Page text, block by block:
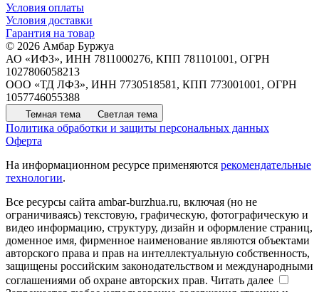
Условия оплаты
Условия доставки
Гарантия на товар
© 2026 Амбар Буржуа
АО «ИФЗ», ИНН 7811000276, КПП 781101001, ОГРН
1027806058213
ООО «ТД ЛФЗ», ИНН 7730518581, КПП 773001001, ОГРН
1057746055388
Темная тема Светлая тема
Политика обработки и защиты персональных данных
Оферта
На информационном ресурсе применяются рекомендательные
технологии.
Все ресурсы сайта ambar-burzhua.ru, включая (но не
ограничиваясь) текстовую, графическую, фотографическую и
видео информацию, структуру, дизайн и оформление страниц,
доменное имя, фирменное наименование являются объектами
авторского права и прав на интеллектуальную собственность,
защищены российским законодательством и международными
соглашениями об охране авторских прав. Читать далее